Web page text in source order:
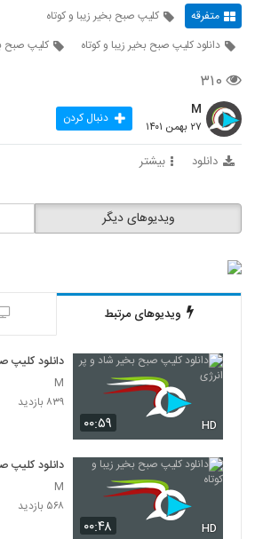
متفرقه
کلیپ صبح بخیر زیبا و کوتاه
دانلود کلیپ صبح بخیر زیبا و کوتاه
کلیپ صبح
۳۱۰
M
۲۷ بهمن ۱۴۰۱ دنبال کردن
دانلود بیشتر
ویدیوهای دیگر
ویدیوهای مرتبط
۰۰:۵۹ HD
دانلود کلیپ
M
۸۳۹ بازدید
۰۰:۴۸ HD
دانلود کلیپ
M
۵۶۸ بازدید